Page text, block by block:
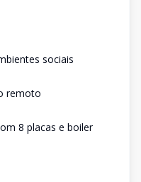
sociais
remoto
8 placas e boiler